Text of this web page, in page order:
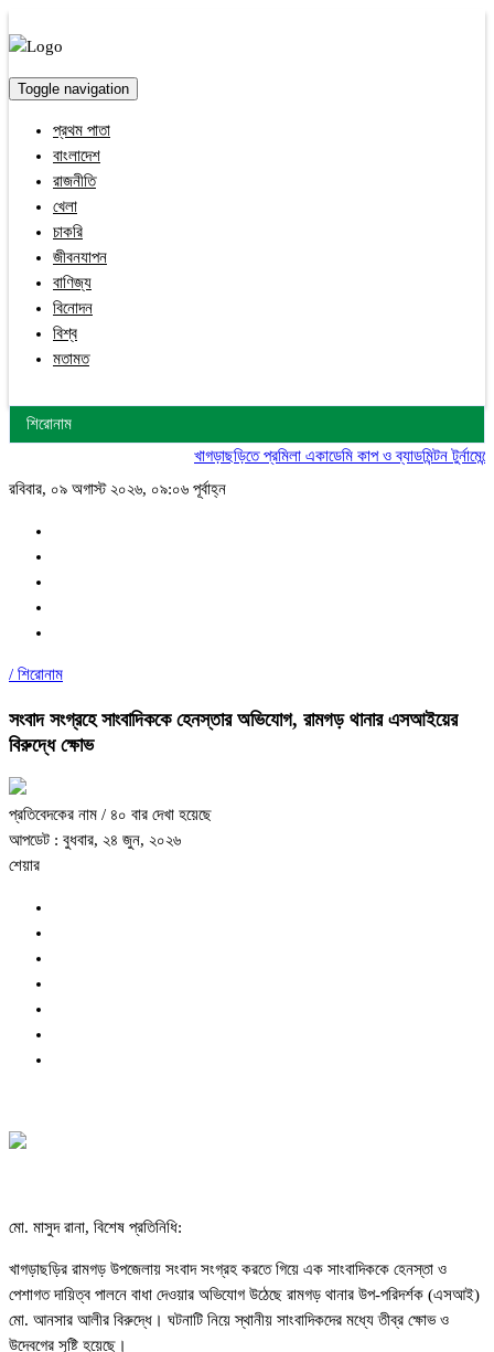
Toggle navigation
প্রথম পাতা
বাংলাদেশ
রাজনীতি
খেলা
চাকরি
জীবনযাপন
বাণিজ্য
বিনোদন
বিশ্ব
মতামত
শিরোনাম
খাগড়াছড়িতে প্রমিলা একাডেমি কাপ ও ব্যাডমিন্টন টুর্নামেন্টের
রবিবার, ০৯ অগাস্ট ২০২৬, ০৯:০৬ পূর্বাহ্ন
/ শিরোনাম
সংবাদ সংগ্রহে সাংবাদিককে হেনস্তার অভিযোগ, রামগড় থানার এসআইয়ের
বিরুদ্ধে ক্ষোভ
প্রতিবেদকের নাম / ৪০ বার দেখা হয়েছে
আপডেট : বুধবার, ২৪ জুন, ২০২৬
শেয়ার
মো. মাসুদ রানা, বিশেষ প্রতিনিধি:
খাগড়াছড়ির রামগড় উপজেলায় সংবাদ সংগ্রহ করতে গিয়ে এক সাংবাদিককে হেনস্তা ও
পেশাগত দায়িত্ব পালনে বাধা দেওয়ার অভিযোগ উঠেছে রামগড় থানার উপ-পরিদর্শক (এসআই)
মো. আনসার আলীর বিরুদ্ধে। ঘটনাটি নিয়ে স্থানীয় সাংবাদিকদের মধ্যে তীব্র ক্ষোভ ও
উদ্বেগের সৃষ্টি হয়েছে।